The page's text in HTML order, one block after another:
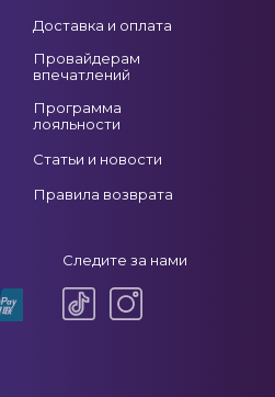
Доставка и оплата
Провайдерам
впечатлений
Программа
лояльности
Статьи и новости
Правила возврата
Следите за нами